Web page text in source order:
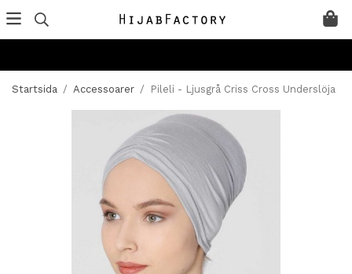
Startsida / Accessoarer / Pileli - Ljusgrå Criss Cross Underslöja